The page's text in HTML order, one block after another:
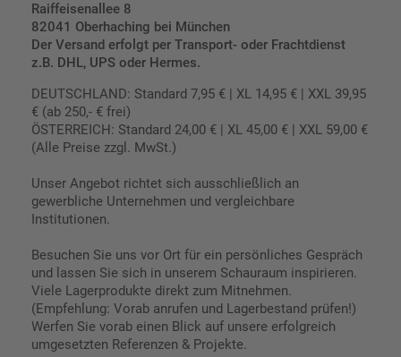
Raiffeisenallee 8
82041 Oberhaching bei München
Der Versand erfolgt per Transport- oder Frachtdienst
z.B. DHL, UPS oder Hermes.
DEUTSCHLAND: Standard 7,95 € | XL 14,95 € | XXL 39,95
€ (ab 250,- € frei)
ÖSTERREICH: Standard 24,00 € | XL 45,00 € | XXL 59,00 €
(Alle Preise zzgl. MwSt.)
Unser Angebot richtet sich ausschließlich an
gewerbliche Unternehmen und vergleichbare
Institutionen.
Besuchen Sie uns vor Ort für ein persönliches Gespräch
und lassen Sie sich in unserem Schauraum inspirieren.
Viele Lagerprodukte direkt zum Mitnehmen.
(Empfehlung: Vorab anrufen und Lagerbestand prüfen!)
Werfen Sie vorab einen Blick auf unsere erfolgreich
umgesetzten Referenzen & Projekte.